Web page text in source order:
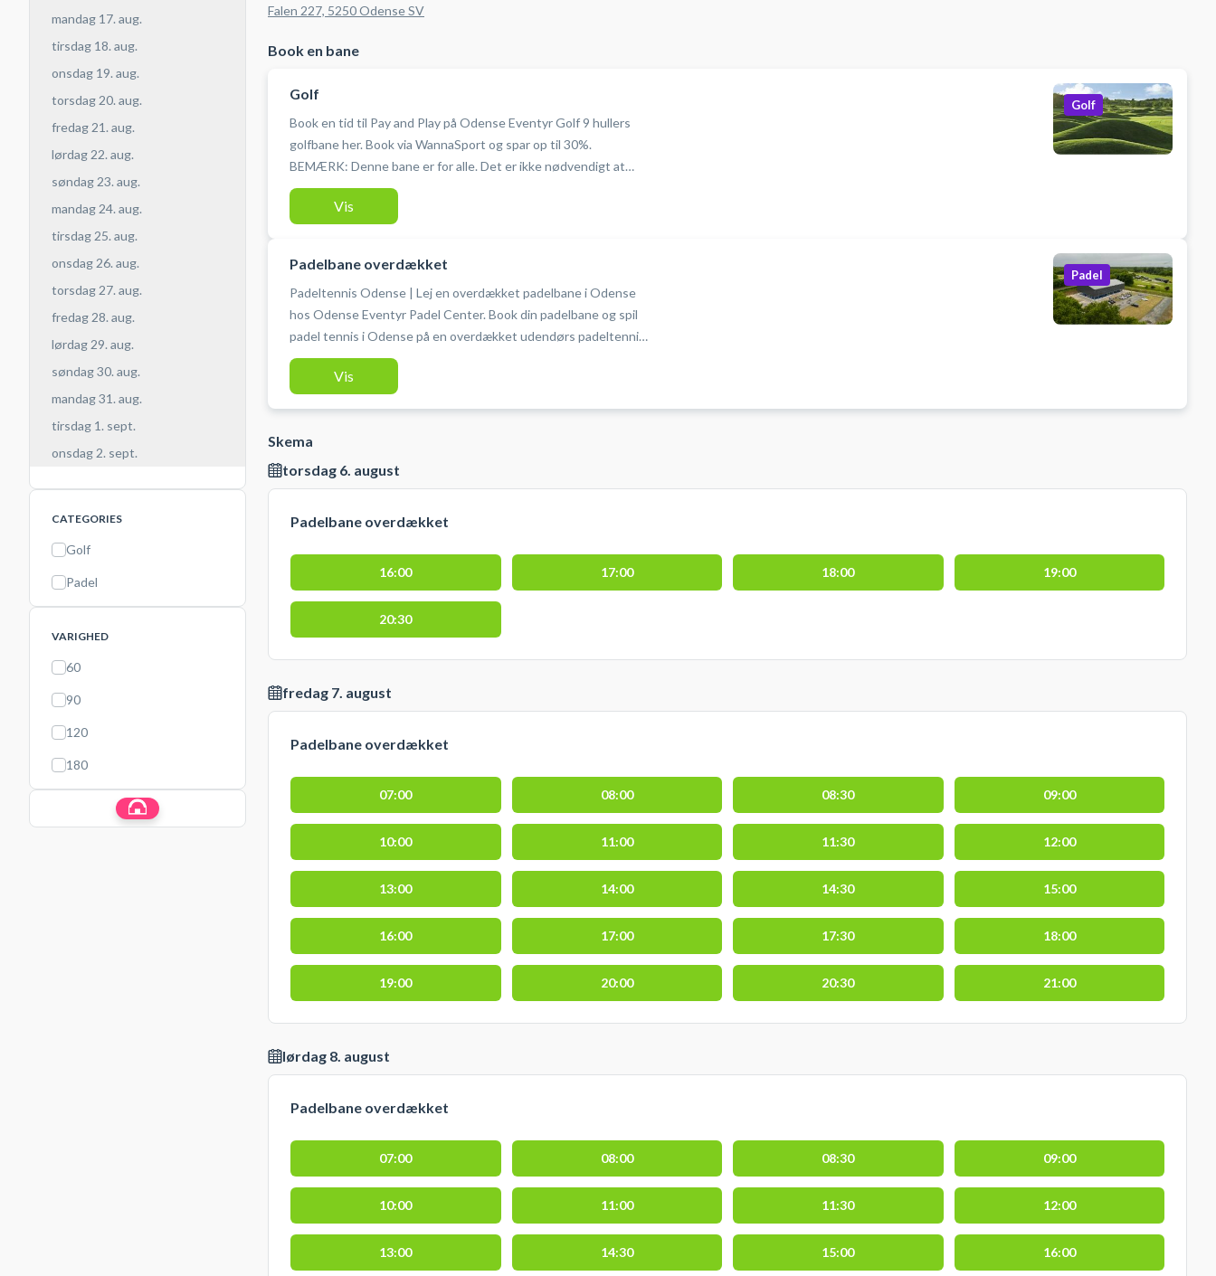
mandag 17. aug.
tirsdag 18. aug.
onsdag 19. aug.
torsdag 20. aug.
fredag 21. aug.
lørdag 22. aug.
søndag 23. aug.
mandag 24. aug.
tirsdag 25. aug.
onsdag 26. aug.
torsdag 27. aug.
fredag 28. aug.
lørdag 29. aug.
søndag 30. aug.
mandag 31. aug.
tirsdag 1. sept.
onsdag 2. sept.
CATEGORIES
Golf
Padel
VARIGHED
60
90
120
180
Falen 227, 5250 Odense SV
Book en bane
Golf
Book en tid til Pay and Play på Odense Eventyr Golf 9 hullers
golfbane her. Book via WannaSport og spar op til 30%.
BEMÆRK: Denne bane er for alle. Det er ikke nødvendigt at
være medlem af DGU eller h
Vis
Golf
Padelbane overdækket
Padeltennis Odense | Lej en overdækket padelbane i Odense
hos Odense Eventyr Padel Center. Book din padelbane og spil
padel tennis i Odense på en overdækket udendørs padeltennis
bane. Gratis parkering ved padeltennis banen beliggende på
Falen 227, 5250 Odense SV ved Odense Eventyr Golf. Medbring
Vis
Padel
Skema
torsdag 6. august
Padelbane overdækket
16:00 17:00 18:00 19:00
20:30
fredag 7. august
Padelbane overdækket
07:00 08:00 08:30 09:00
10:00 11:00 11:30 12:00
13:00 14:00 14:30 15:00
16:00 17:00 17:30 18:00
19:00 20:00 20:30 21:00
lørdag 8. august
Padelbane overdækket
07:00 08:00 08:30 09:00
10:00 11:00 11:30 12:00
13:00 14:30 15:00 16:00